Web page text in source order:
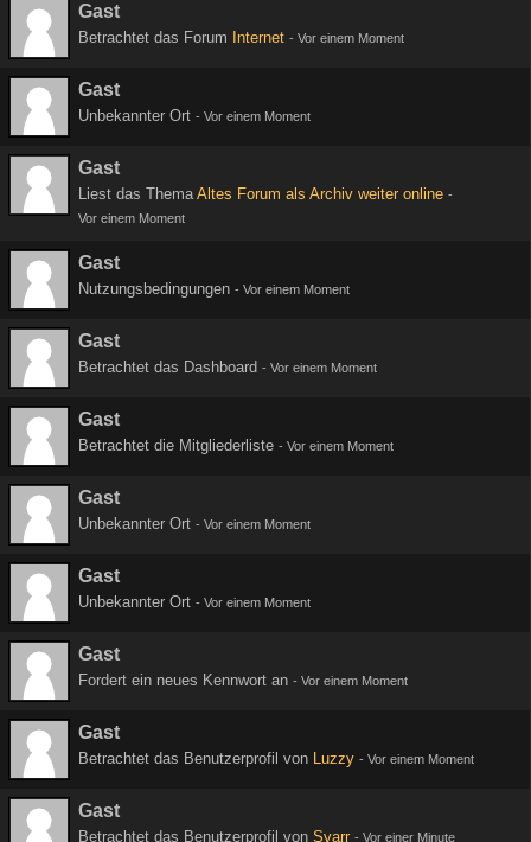
Gast
Betrachtet das Forum Internet - Vor einem Moment
Gast
Unbekannter Ort - Vor einem Moment
Gast
Liest das ThemaAltes Forum als Archiv weiter online -
Vor einem Moment
Gast
Nutzungsbedingungen - Vor einem Moment
Gast
Betrachtet das Dashboard - Vor einem Moment
Gast
Betrachtet die Mitgliederliste - Vor einem Moment
Gast
Unbekannter Ort - Vor einem Moment
Gast
Unbekannter Ort - Vor einem Moment
Gast
Fordert ein neues Kennwort an - Vor einem Moment
Gast
Betrachtet das Benutzerprofil von Luzzy - Vor einem Moment
Gast
Betrachtet das Benutzerprofil von Svarr - Vor einer Minute